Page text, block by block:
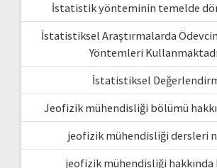
İstatistik yönteminin temelde
İstatistiksel Araştırmalarda
Yöntemleri
İstatistiksel
Jeofizik mühendisliği bölümü
jeofizik mühendisliği dersleri
jeofizik mühendisliği